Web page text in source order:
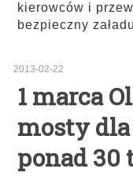
kierowców i
bezpieczny
2013-02-22
1 marca
mosty
ponad 30